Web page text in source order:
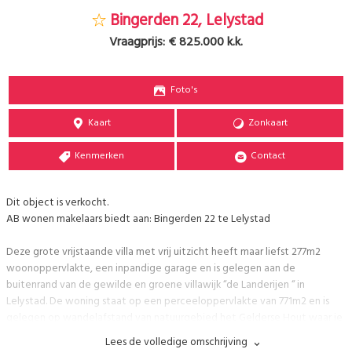
Bingerden 22, Lelystad
Vraagprijs:€ 825.000 k.k.
Foto's
Kaart Zonkaart
Kenmerken Contact
Dit object is verkocht.
AB wonen makelaars biedt aan: Bingerden 22 te Lelystad
Deze grote vrijstaande villa met vrij uitzicht heeft maar liefst 277m2
woonoppervlakte, een inpandige garage en is gelegen aan de
buitenrand van de gewilde en groene villawijk “de Landerijen “ in
Lelystad. De woning staat op een perceeloppervlakte van 771m2 en is
heerlijk kunt wandelen en fietsen. Deze woning is vanaf de bouw al hoger
Lees de volledige omschrijving